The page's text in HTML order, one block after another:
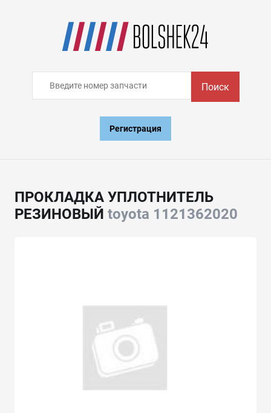
Поиск
Регистрация
ПРОКЛАДКА УПЛОТНИТЕЛЬ
РЕЗИНОВЫЙ toyota 1121362020